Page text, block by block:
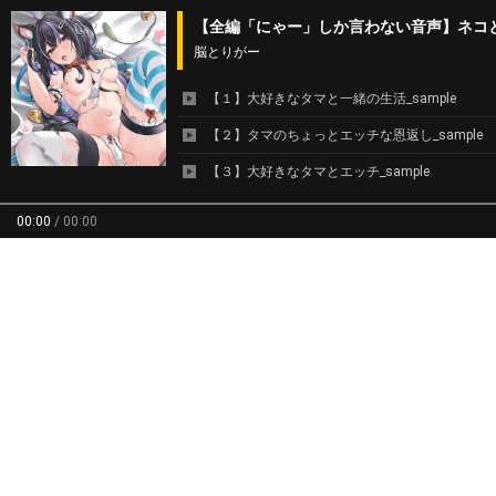
【全編「にゃー」しか言わない音声】ネコ
脳とりがー
【１】大好きなタマと一緒の生活_sample
【２】タマのちょっとエッチな恩返し_sample
【３】大好きなタマとエッチ_sample
00:00 / 00:00